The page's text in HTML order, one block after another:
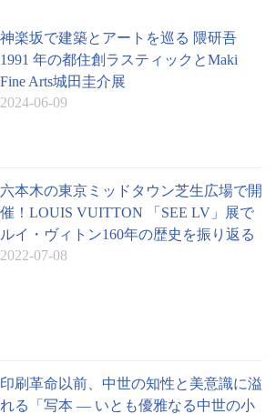
神楽坂で建築とアートを巡る 隈研吾
1991 年の都住創ラスティックとMaki
Fine Arts城田圭介展
2024-06-09
六本木の東京ミッドタウン芝生広場で開
催！LOUIS VUITTON 「SEE LV」展で
ルイ・ヴィトン160年の歴史を振り返る
2022-07-08
印刷革命以前、中世の知性と美意識に溢
れる「写本 — いとも優雅なる中世の小